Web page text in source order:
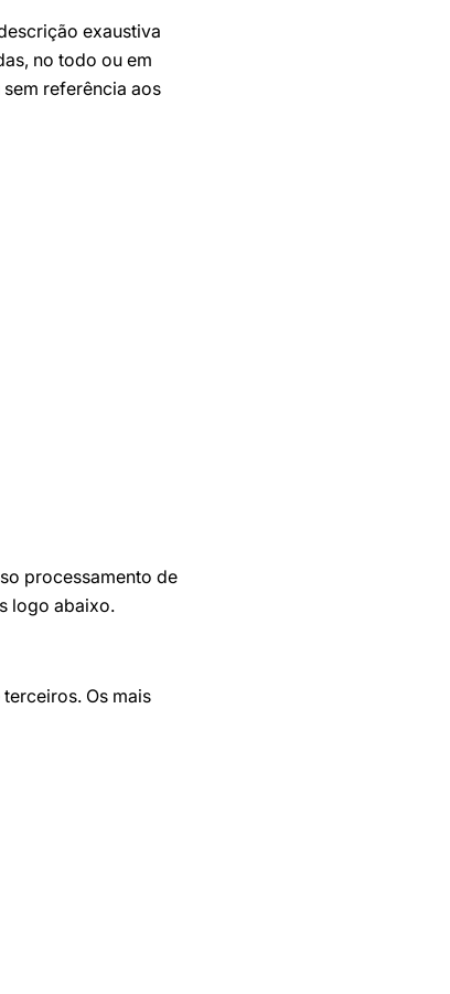
exaustiva
no todo ou em
referência aos
processamento de
logo abaixo.
Os mais